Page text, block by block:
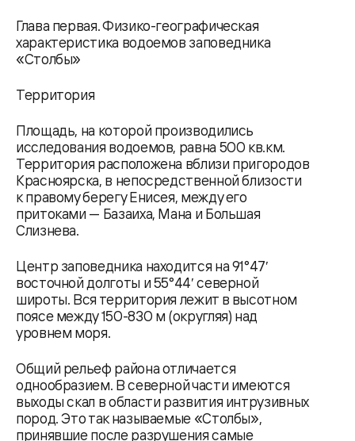
Глава первая. Физико-географическая
характеристика водоемов заповедника
«Столбы»
Территория
Площадь, на которой производились
исследования водоемов, равна 500 кв.км.
Территория расположена вблизи пригородов
Красноярска, в непосредственной близости
к правому берегу Енисея, между его
притоками — Базаиха, Мана и Большая
Слизнева.
Центр заповедника находится на 91°47′
восточной долготы и 55°44′ северной
широты. Вся территория лежит в высотном
поясе между 150-830 м (округляя) над
уровнем моря.
Общий рельеф района отличается
однообразием. В северной части имеются
выходы скал в области развития интрузивных
пород. Это так называемые «Столбы»,
принявшие после разрушения самые